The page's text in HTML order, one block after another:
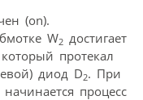
(on).
W2 достигает
протекал
диод D2. При
процесс